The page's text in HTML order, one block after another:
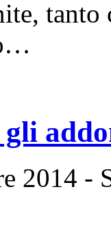
tanto
2014 -